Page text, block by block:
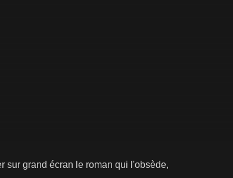
sur grand écran le roman qui l'obsède,